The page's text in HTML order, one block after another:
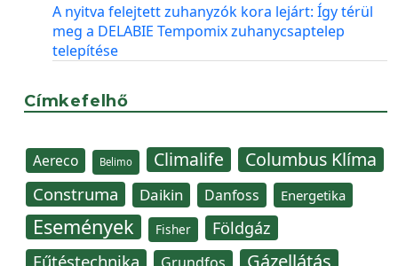
A nyitva felejtett zuhanyzók kora lejárt: Így térül
meg a DELABIE Tempomix zuhanycsaptelep
telepítése
Címkefelhő
Aereco Belimo Climalife Columbus Klíma
Construma Daikin Danfoss Energetika
Események Fisher Földgáz
Fűtéstechnika Gázellátás